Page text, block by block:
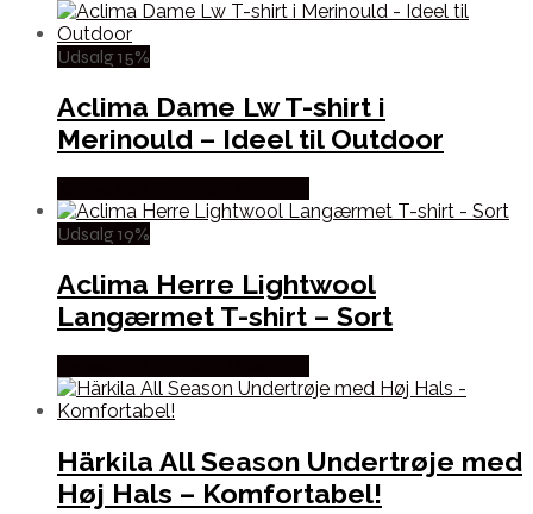
Udsalg 15%
Aclima Dame Lw T-shirt i
Merinould – Ideel til Outdoor
Udsalg 19%
Aclima Herre Lightwool
Langærmet T-shirt – Sort
Härkila All Season Undertrøje med
Høj Hals – Komfortabel!